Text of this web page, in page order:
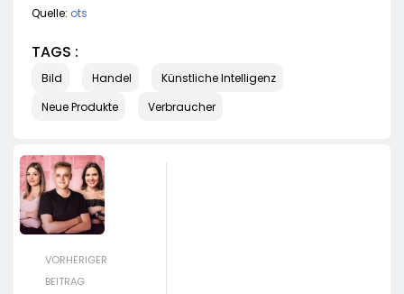
Quelle: ots
TAGS :
Bild Handel
Künstliche Intelligenz
Neue Produkte
Verbraucher
VORHERIGER
BEITRAG